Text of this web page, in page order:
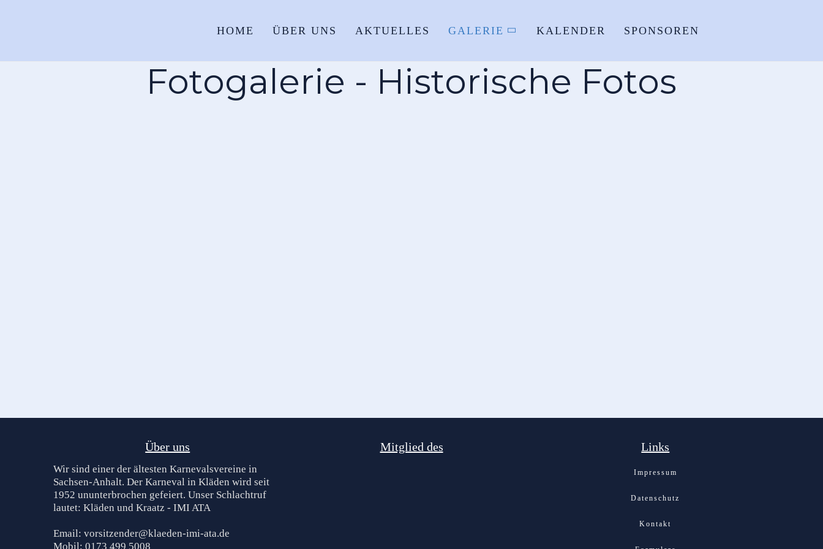
HOME ÜBER UNS AKTUELLES GALERIE KALENDER SPONSOREN
Fotogalerie - Historische Fotos
Über uns
Wir sind einer der ältesten Karnevalsvereine in
Sachsen-Anhalt. Der Karneval in Kläden wird seit
1952 ununterbrochen gefeiert. Unser Schlachtruf
lautet: Kläden und Kraatz - IMI ATA
Email: vorsitzender@klaeden-imi-ata.de
Mobil: 0173 499 5008
Mitglied des Links
Impressum
Datenschutz
Kontakt